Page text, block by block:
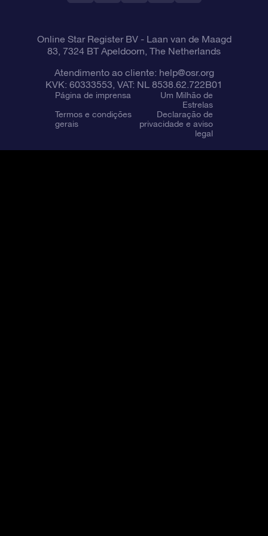
Online Star Register BV- Laan van de Maagd
83, 7324 BT Apeldoorn, The Netherlands
Atendimento ao cliente: help@osr.org
KVK: 60333553, VAT: NL 8538.62.722B01
Página de imprensa
Um Milhão de
Estrelas
Termos e condições
gerais
Declaração de
privacidade e aviso
legal